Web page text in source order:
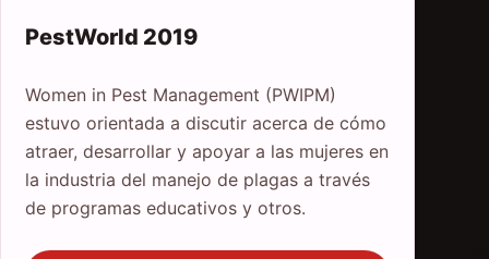
PestWorld 2019
Women in Pest Management (PWIPM)
estuvo orientada a discutir acerca de cómo
atraer, desarrollar y apoyar a las mujeres en
la industria del manejo de plagas a través
de programas educativos y otros.